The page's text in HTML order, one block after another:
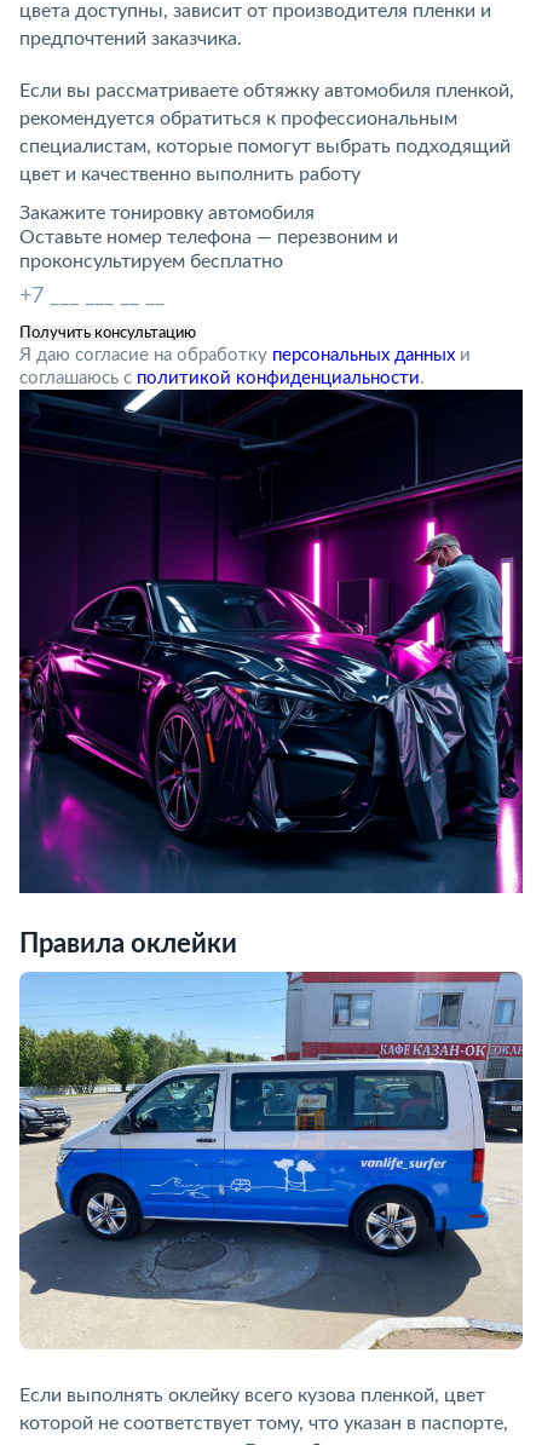
цвета доступны, зависит от производителя пленки и
предпочтений заказчика.
Если вы рассматриваете обтяжку автомобиля пленкой,
рекомендуется обратиться к профессиональным
специалистам, которые помогут выбрать подходящий
цвет и качественно выполнить работу
Закажите тонировку автомобиля
Оставьте номер телефона — перезвоним и
проконсультируем бесплатно
Я даю согласие на обработку персональных данных и
соглашаюсь с политикой конфиденциальности.
Правила оклейки
Если выполнять оклейку всего кузова пленкой, цвет
которой не соответствует тому, что указан в паспорте,